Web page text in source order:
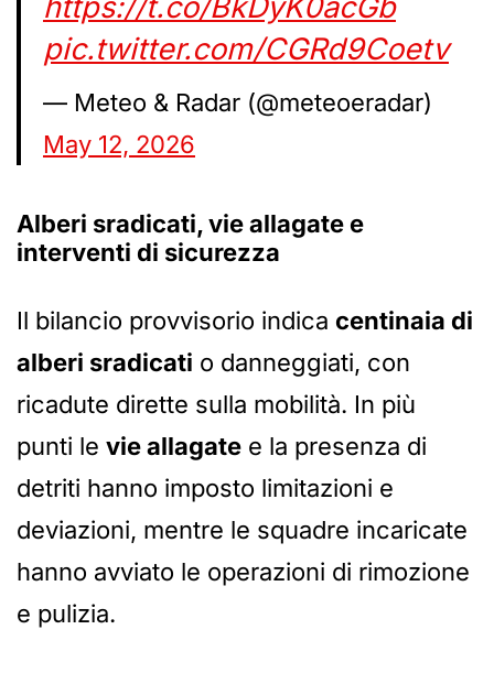
https://t.co/BkDyK0acGb
pic.twitter.com/CGRd9Coetv
— Meteo & Radar (@meteoeradar)
May 12, 2026
Alberi sradicati,vie allagate e
interventi di sicurezza
Il bilancio provvisorio indica centinaia di
alberi sradicati o danneggiati, con
ricadute dirette sulla mobilità. In più
punti le vie allagate e la presenza di
detriti hanno imposto limitazioni e
deviazioni, mentre le squadre incaricate
hanno avviato le operazioni di rimozione
e pulizia.